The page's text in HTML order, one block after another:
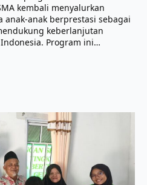
kembali menyalurkan
anak berprestasi sebagai
keberlanjutan
Program ini…